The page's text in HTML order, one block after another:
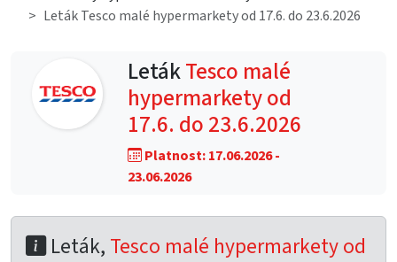
Leták Tesco malé hypermarkety od 17.6. do 23.6.2026
LetákTesco malé
hypermarkety od
17.6. do 23.6.2026
Platnost: 17.06.2026 -
23.06.2026
Leták, Tesco malé hypermarkety od